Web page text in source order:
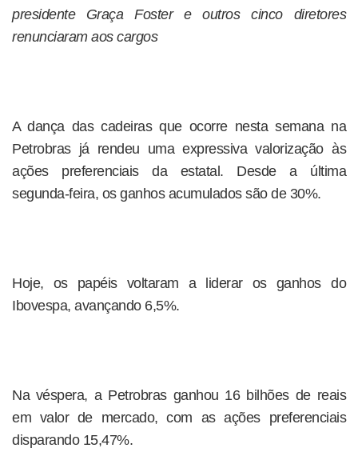
presidente Graça Foster e outros cinco diretores
renunciaram aos cargos
A dança das cadeiras que ocorre nesta semana na
Petrobras já rendeu uma expressiva valorização às
ações preferenciais da estatal. Desde a última
segunda-feira, os ganhos acumulados são de 30%.
Hoje, os papéis voltaram a liderar os ganhos do
Ibovespa, avançando 6,5%.
Na véspera, a Petrobras ganhou 16 bilhões de reais
em valor de mercado, com as ações preferenciais
disparando 15,47%.